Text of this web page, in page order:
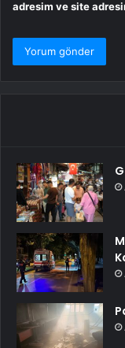
adresim ve site